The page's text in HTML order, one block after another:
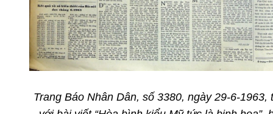
Trang Báo Nhân Dân, số 3380, ngày 29-6-1963,